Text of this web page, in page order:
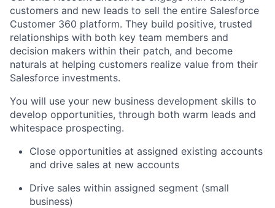
customers and new leads to sell the entire Salesforce
Customer 360 platform. They build positive, trusted
relationships with both key team members and
decision makers within their patch, and become
naturals at helping customers realize value from their
Salesforce investments.
You will use your new business development skills to
develop opportunities, through both warm leads and
whitespace prospecting.
Close opportunities at assigned existing accounts
and drive sales at new accounts
Drive sales within assigned segment (small
business)